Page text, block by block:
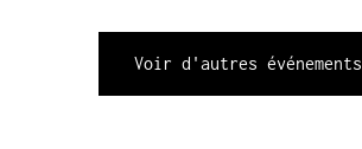
Voir d'autres événements